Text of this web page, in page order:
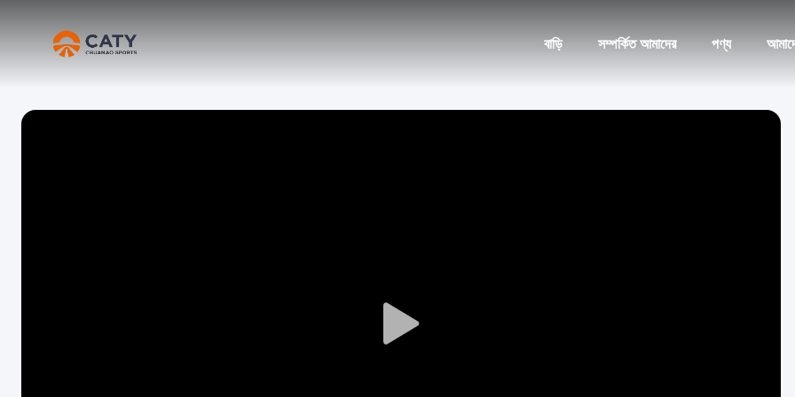
বাড়ি সম্পর্কিত আমাদের পণ্য
Play